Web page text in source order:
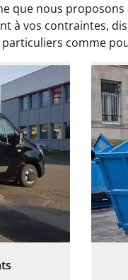
que nous proposons
à vos contraintes,
comme